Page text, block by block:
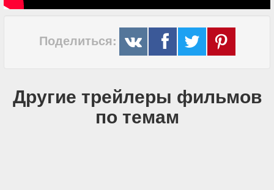
Поделиться:
Другие трейлеры фильмов
по темам